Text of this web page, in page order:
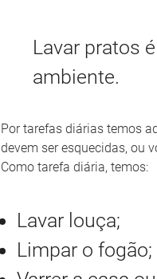
Lavar pratos
ambiente.
Por tarefas diárias temos
devem ser esquecidas, ou
Como tarefa diária, temos:
Lavar louça;
Limpar o fogão;